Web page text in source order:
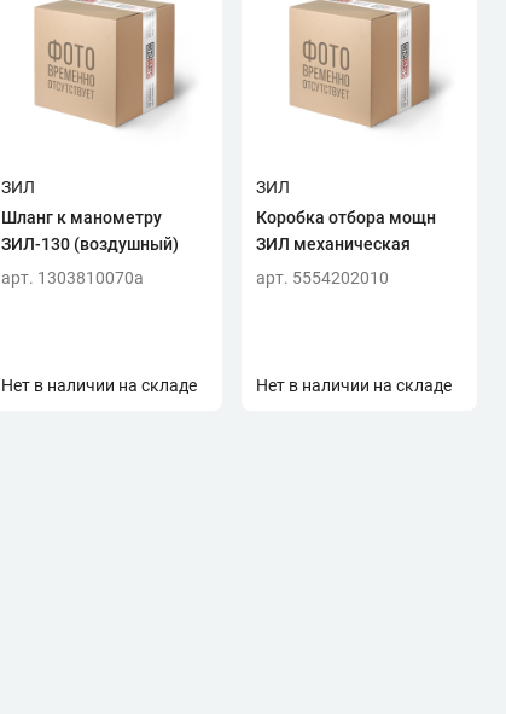
ЗИЛ
Шланг к манометру
ЗИЛ-130 (воздушный)
арт. 1303810070a
Нет в наличии на складе
ЗИЛ
Коробка отбора мощн
ЗИЛ механическая
арт. 5554202010
Нет в наличии на складе